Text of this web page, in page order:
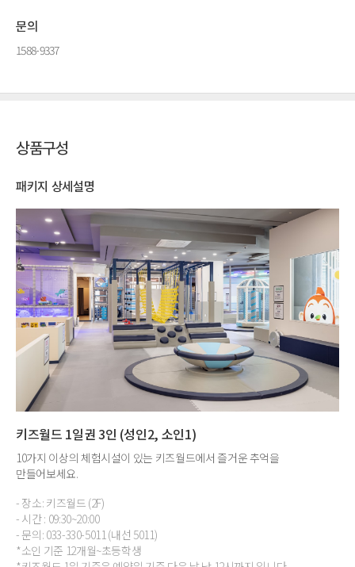
문의
1588-9337
상품구성
패키지 상세설명
키즈월드 1일권 3인 (성인2, 소인1)
10가지 이상의 체험시설이 있는 키즈월드에서 즐거운 추억을
만들어보세요.
- 장소: 키즈월드 (2F)
- 시간 : 09:30~20:00
- 문의: 033-330-5011 (내선 5011)
*소인 기준 12개월~초등학생